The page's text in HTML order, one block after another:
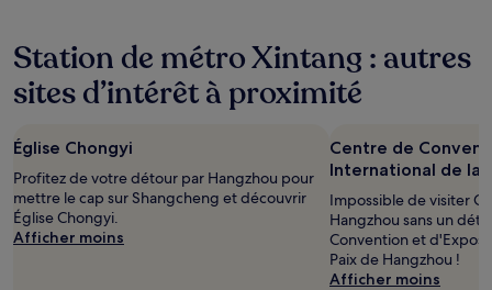
heures
sur
la
séjour
d’une
nuit
pour
2 adultes.
Les
Station de métro Xintang : autres
sites d’intérêt à proximité
Église Chongyi
Profitez de votre détour par Hangzhou pour
mettre le cap sur Shangcheng et découvrir
Église Chongyi.
Afficher moins
Centre de
International de la
Impossible de visiter
Hangzhou sans un
Convention et
Paix de Hangzhou !
Afficher moins